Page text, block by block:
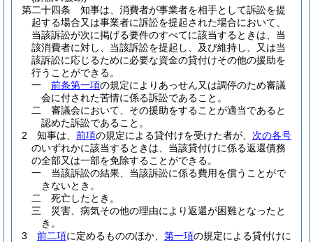
第二十四条
知事は、消費者が事業者を相手として訴訟を提
起する場合又は事業者に訴訟を提起された場合において、
当該訴訟が次に掲げる要件のすべてに該当するときは、当
該消費者に対し、当該訴訟を提起し、及び維持し、又は当
該訴訟に応じるために必要な資金の貸付けその他の援助を
行うことができる。
一
前条第一項の規定によりあっせん又は調停のため審議
会に付された苦情に係る訴訟であること。
二
審議会において、その援助をすることが適当であると
認めた訴訟であること。
2
知事は、 前項の規定による貸付けを受けた者が、 次の各号
のいずれかに該当するときは、当該貸付けに係る返還債務
の全部又は一部を免除することができる。
一
当該訴訟の結果、当該訴訟に係る費用を償うことがで
きないとき。
二
死亡したとき。
三
災害、病気その他の理由により返還が困難となったと
き。
3
前二項に定めるもののほか、 第一項の規定による貸付けに